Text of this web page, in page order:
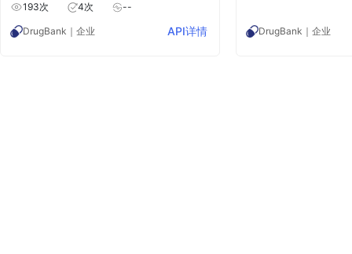
查器和高级药物搜索功能。
193次 4次 --
DrugBank ｜企业 API详情
关领域的工作效率和准
DrugBank ｜企业